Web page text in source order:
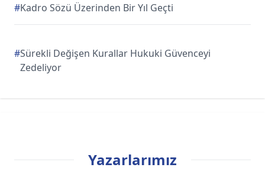
#Kadro Sözü Üzerinden Bir Yıl Geçti
#Sürekli Değişen Kurallar Hukuki Güvenceyi
Zedeliyor
Yazarlarımız